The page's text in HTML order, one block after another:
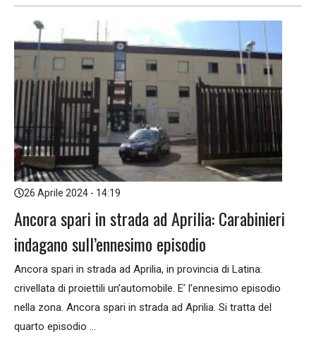
26 Aprile 2024 - 14:19
Ancora spari in strada ad Aprilia: Carabinieri
indagano sull’ennesimo episodio
Ancora spari in strada ad Aprilia, in provincia di Latina:
crivellata di proiettili un’automobile. E’ l’ennesimo episodio
nella zona. Ancora spari in strada ad Aprilia. Si tratta del
quarto episodio ...